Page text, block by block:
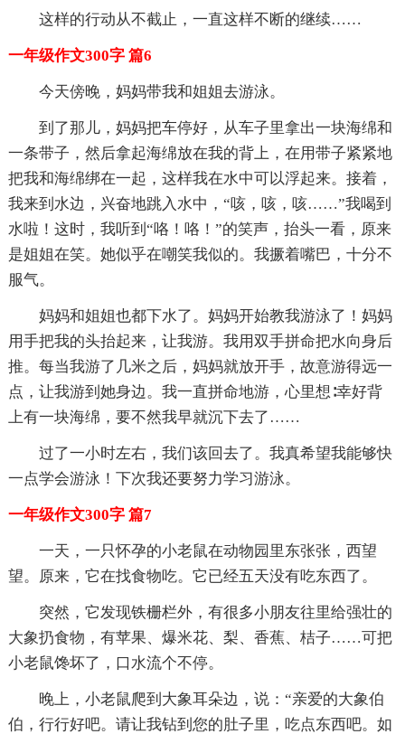
这样的行动从不截止，一直这样不断的继续……
一年级作文300字 篇6
今天傍晚，妈妈带我和姐姐去游泳。
到了那儿，妈妈把车停好，从车子里拿出一块海绵和
一条带子，然后拿起海绵放在我的背上，在用带子紧紧地
把我和海绵绑在一起，这样我在水中可以浮起来。接着，
我来到水边，兴奋地跳入水中，“咳，咳，咳……”我喝到
水啦！这时，我听到“咯！咯！”的笑声，抬头一看，原来
是姐姐在笑。她似乎在嘲笑我似的。我撅着嘴巴，十分不
服气。
妈妈和姐姐也都下水了。妈妈开始教我游泳了！妈妈
用手把我的头抬起来，让我游。我用双手拼命把水向身后
推。每当我游了几米之后，妈妈就放开手，故意游得远一
点，让我游到她身边。我一直拼命地游，心里想∶幸好背
上有一块海绵，要不然我早就沉下去了……
过了一小时左右，我们该回去了。我真希望我能够快
一点学会游泳！下次我还要努力学习游泳。
一年级作文300字 篇7
一天，一只怀孕的小老鼠在动物园里东张张，西望
望。原来，它在找食物吃。它已经五天没有吃东西了。
突然，它发现铁栅栏外，有很多小朋友往里给强壮的
大象扔食物，有苹果、爆米花、梨、香蕉、桔子……可把
小老鼠馋坏了，口水流个不停。
晚上，小老鼠爬到大象耳朵边，说：“亲爱的大象伯
伯，行行好吧。请让我钻到您的肚子里，吃点东西吧。如